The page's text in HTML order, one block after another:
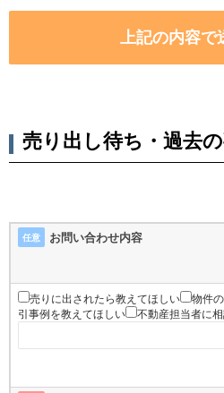
売り出し待ち・過去
任意 お問い合わせ内容
売りに出されたら教えてほしい 物件
引事例を教えてほしい
不動産担当者に